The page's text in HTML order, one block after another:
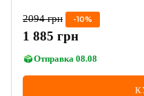
2094 грн -10%
1 885 грн
Отправка 08.08